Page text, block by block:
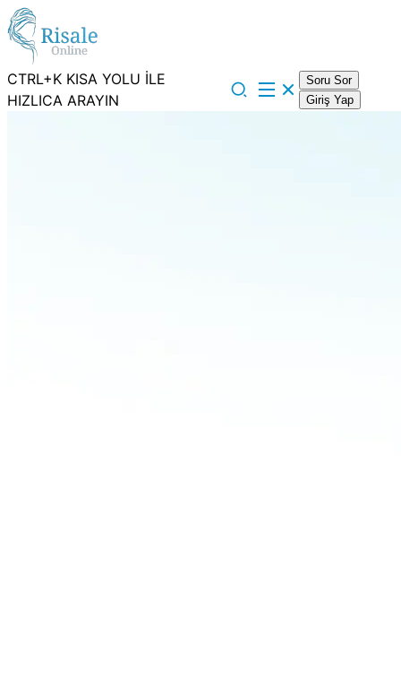
CTRL+K KISA YOLU İLE
HIZLICA ARAYIN
Soru Sor
Giriş Yap